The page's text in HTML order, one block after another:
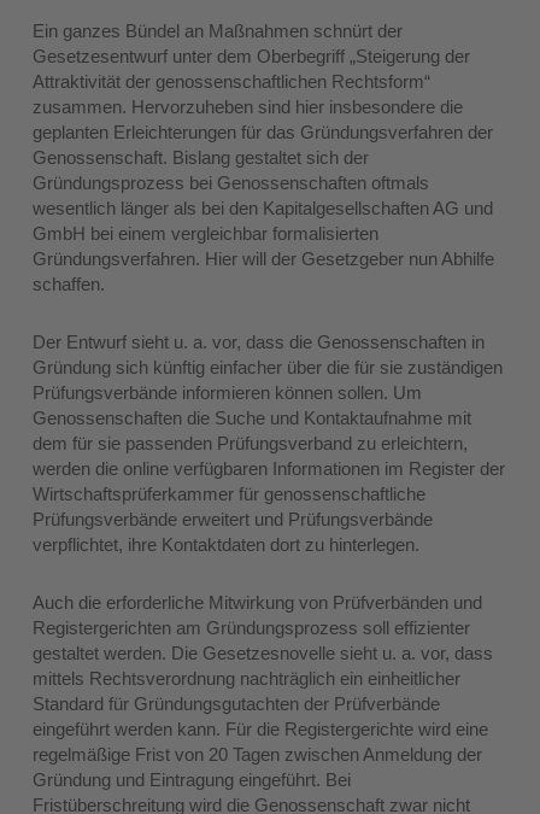
Ein ganzes Bündel an Maßnahmen schnürt der
Gesetzesentwurf unter dem Oberbegriff „Steigerung der
Attraktivität der genossenschaftlichen Rechtsform“
zusammen. Hervorzuheben sind hier insbesondere die
geplanten Erleichterungen für das Gründungsverfahren der
Genossenschaft. Bislang gestaltet sich der
Gründungsprozess bei Genossenschaften oftmals
wesentlich länger als bei den Kapitalgesellschaften AG und
GmbH bei einem vergleichbar formalisierten
Gründungsverfahren. Hier will der Gesetzgeber nun Abhilfe
schaffen.
Der Entwurf sieht u. a. vor, dass die Genossenschaften in
Gründung sich künftig einfacher über die für sie zuständigen
Prüfungsverbände informieren können sollen. Um
Genossenschaften die Suche und Kontaktaufnahme mit
dem für sie passenden Prüfungsverband zu erleichtern,
werden die online verfügbaren Informationen im Register der
Wirtschaftsprüferkammer für genossenschaftliche
Prüfungsverbände erweitert und Prüfungsverbände
verpflichtet, ihre Kontaktdaten dort zu hinterlegen.
Auch die erforderliche Mitwirkung von Prüfverbänden und
Registergerichten am Gründungsprozess soll effizienter
gestaltet werden. Die Gesetzesnovelle sieht u. a. vor, dass
mittels Rechtsverordnung nachträglich ein einheitlicher
Standard für Gründungsgutachten der Prüfverbände
eingeführt werden kann. Für die Registergerichte wird eine
regelmäßige Frist von 20 Tagen zwischen Anmeldung der
Gründung und Eintragung eingeführt. Bei
Fristüberschreitung wird die Genossenschaft zwar nicht